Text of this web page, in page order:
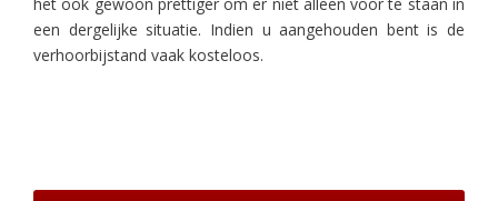
een dergelijke situatie. Indien u aangehouden bent is de
verhoorbijstand vaak kosteloos.